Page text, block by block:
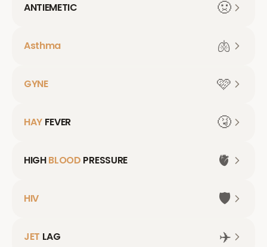
ANTIEMETIC 🤢
Asthma 🫁
GYNE 🩷
HAY FEVER 🤧
HIGHBLOOD PRESSURE 🫀
HIV 🛡️
JET LAG ✈️